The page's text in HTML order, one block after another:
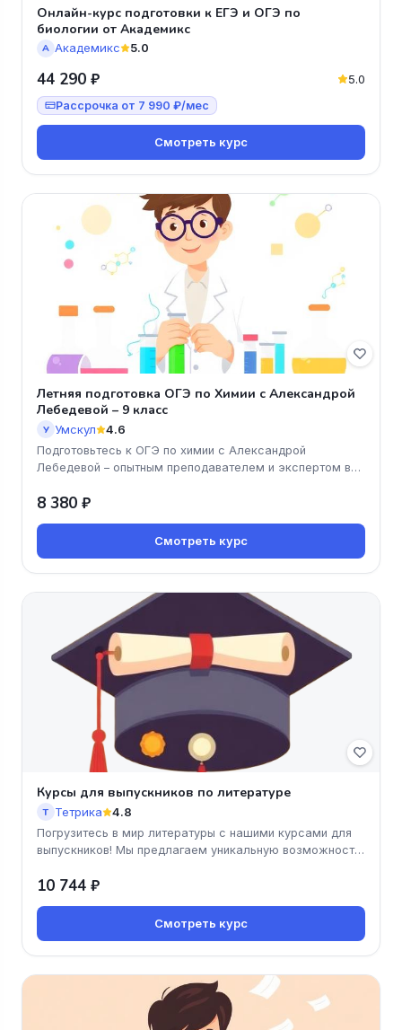
Онлайн-курс подготовки к ЕГЭ и ОГЭ по
биологии от Академикс
А Академикс 5.0
44 290 ₽ 5.0
Рассрочка от 7 990 ₽/мес
Смотреть курс
Летняя подготовка ОГЭ по Химии с Александрой
Лебедевой – 9 класс
У Умскул 4.6
Подготовьтесь к ОГЭ по химии с Александрой
Лебедевой – опытным преподавателем и экспертом в
8 380 ₽
Смотреть курс
Курсы для выпускников по литературе
Т Тетрика 4.8
Погрузитесь в мир литературы с нашими курсами для
выпускников! Мы предлагаем уникальную возможность
10 744 ₽
Смотреть курс